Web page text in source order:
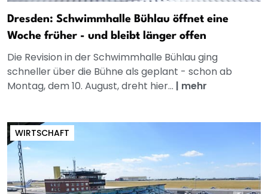
Dresden: Schwimmhalle Bühlau öffnet eine
Woche früher - und bleibt länger offen
Die Revision in der Schwimmhalle Bühlau ging
schneller über die Bühne als geplant - schon ab
Montag, dem 10. August, dreht hier... | mehr
WIRTSCHAFT